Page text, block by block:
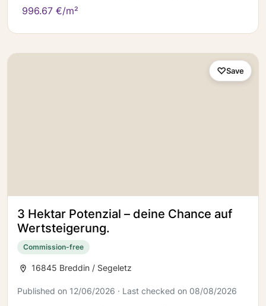
996.67 €/m²
3 Hektar Potenzial – deine Chance auf
Wertsteigerung.
Commission-free
16845 Breddin / Segeletz
Published on 12/06/2026 · Last checked on 08/08/2026
Save